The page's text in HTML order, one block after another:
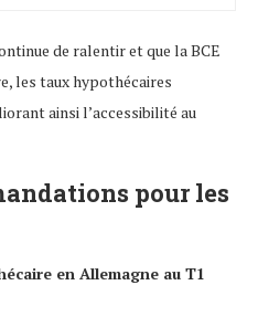
de ralentir et que la BCE
les taux hypothécaires
ainsi l’accessibilité au
pour les
en Allemagne au T1